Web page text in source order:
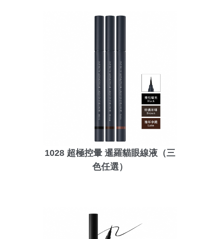
1028 超極控暈 暹羅貓眼線液（三
色任選）